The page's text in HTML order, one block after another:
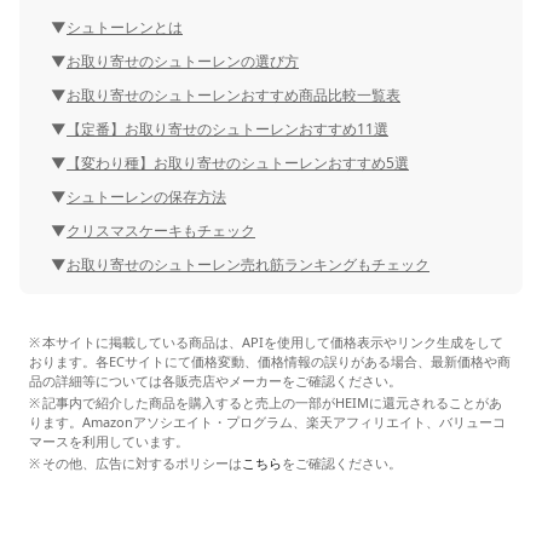
シュトーレンとは
お取り寄せのシュトーレンの選び方
お取り寄せのシュトーレンおすすめ商品比較一覧表
【定番】お取り寄せのシュトーレンおすすめ11選
【変わり種】お取り寄せのシュトーレンおすすめ5選
シュトーレンの保存方法
クリスマスケーキもチェック
お取り寄せのシュトーレン売れ筋ランキングもチェック
本サイトに掲載している商品は、APIを使用して価格表示やリンク生成をして
おります。各ECサイトにて価格変動、価格情報の誤りがある場合、最新価格や商
品の詳細等については各販売店やメーカーをご確認ください。
記事内で紹介した商品を購入すると売上の一部がHEIMに還元されることがあ
ります。Amazonアソシエイト・プログラム、楽天アフィリエイト、バリューコ
マースを利用しています。
その他、広告に対するポリシーはこちらをご確認ください。